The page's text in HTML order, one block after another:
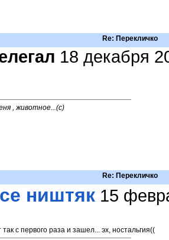
Re: Перекличко
18 декабря
, животное...(с)
Re: Перекличко
ништяк 15
с первого раза и зашел... эх, ностальгия((